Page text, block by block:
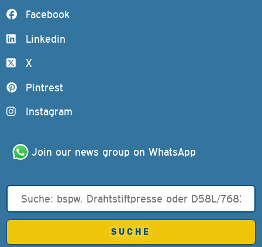
Facebook
Linkedin
X
Pintrest
Instagram
Join our news group on WhatsApp